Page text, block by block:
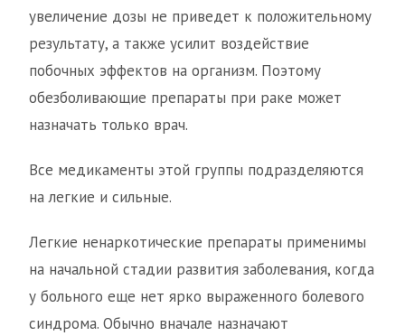
увеличение дозы не приведет к положительному
результату, а также усилит воздействие
побочных эффектов на организм. Поэтому
обезболивающие препараты при раке может
назначать только врач.
Все медикаменты этой группы подразделяются
на легкие и сильные.
Легкие ненаркотические препараты применимы
на начальной стадии развития заболевания, когда
у больного еще нет ярко выраженного болевого
синдрома. Обычно вначале назначают